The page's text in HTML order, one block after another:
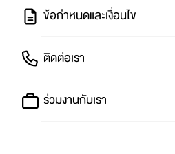
ข้อกำหนดและเงื่อนไข
ติดต่อเรา
ร่วมงานกับเรา